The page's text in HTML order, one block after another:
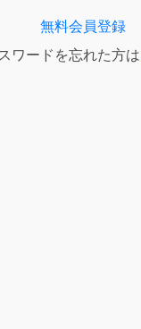
無料会員登録
ワードを忘れた方は